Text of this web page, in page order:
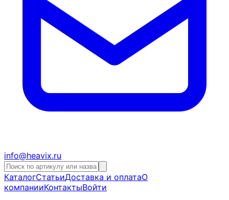
info@heavix.ru
КаталогСтатьиДоставка и оплатаО
компанииКонтактыВойти